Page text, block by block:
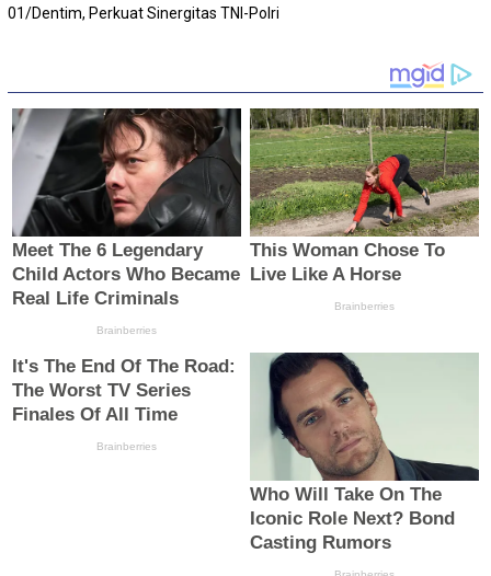
01/Dentim, Perkuat Sinergitas TNI-Polri